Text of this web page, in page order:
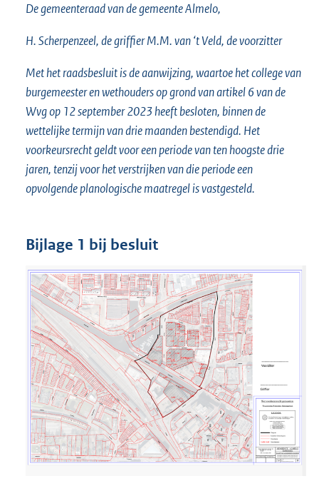
De gemeenteraad van de gemeente Almelo,
H. Scherpenzeel, de griffier M.M. van ‘t Veld, de voorzitter
Met het raadsbesluit is de aanwijzing, waartoe het college van
burgemeester en wethouders op grond van artikel 6 van de
Wvg op 12 september 2023 heeft besloten, binnen de
wettelijke termijn van drie maanden bestendigd. Het
voorkeursrecht geldt voor een periode van ten hoogste drie
jaren, tenzij voor het verstrijken van die periode een
opvolgende planologische maatregel is vastgesteld.
Bijlage 1 bij besluit